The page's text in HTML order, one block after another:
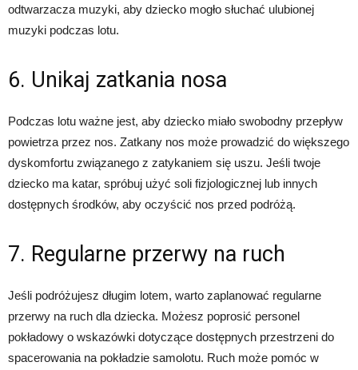
odtwarzacza muzyki, aby dziecko mogło słuchać ulubionej
muzyki podczas lotu.
6. Unikaj zatkania nosa
Podczas lotu ważne jest, aby dziecko miało swobodny przepływ
powietrza przez nos. Zatkany nos może prowadzić do większego
dyskomfortu związanego z zatykaniem się uszu. Jeśli twoje
dziecko ma katar, spróbuj użyć soli fizjologicznej lub innych
dostępnych środków, aby oczyścić nos przed podróżą.
7. Regularne przerwy na ruch
Jeśli podróżujesz długim lotem, warto zaplanować regularne
przerwy na ruch dla dziecka. Możesz poprosić personel
pokładowy o wskazówki dotyczące dostępnych przestrzeni do
spacerowania na pokładzie samolotu. Ruch może pomóc w